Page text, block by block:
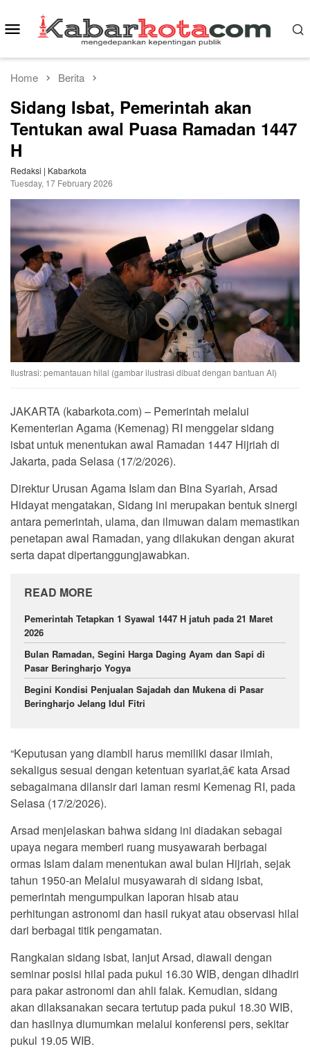
to
content
Mobile
Menu
Home Berita
Sidang Isbat, Pemerintah akan
Tentukan awal Puasa Ramadan 1447
H
Redaksi | Kabarkota
Tuesday, 17 February 2026
Ilustrasi: pemantauan hilal (gambar ilustrasi dibuat dengan bantuan AI)
JAKARTA (kabarkota.com) – Pemerintah melalui
Kementerian Agama (Kemenag) RI menggelar sidang
isbat untuk menentukan awal Ramadan 1447 Hijriah di
Jakarta, pada Selasa (17/2/2026).
Direktur Urusan Agama Islam dan Bina Syariah, Arsad
Hidayat mengatakan, Sidang ini merupakan bentuk sinergi
antara pemerintah, ulama, dan ilmuwan dalam memastikan
penetapan awal Ramadan, yang dilakukan dengan akurat
serta dapat dipertanggungjawabkan.
READ MORE
Pemerintah Tetapkan 1 Syawal 1447 H jatuh pada 21 Maret
2026
Bulan Ramadan, Segini Harga Daging Ayam dan Sapi di
Pasar Beringharjo Yogya
Begini Kondisi Penjualan Sajadah dan Mukena di Pasar
Beringharjo Jelang Idul Fitri
“Keputusan yang diambil harus memiliki dasar ilmiah,
sekaligus sesuai dengan ketentuan syariat,â€ kata Arsad
sebagaimana dilansir dari laman resmi Kemenag RI, pada
Selasa (17/2/2026).
Arsad menjelaskan bahwa sidang ini diadakan sebagai
upaya negara memberi ruang musyawarah berbagai
ormas Islam dalam menentukan awal bulan Hijriah, sejak
tahun 1950-an Melalui musyawarah di sidang isbat,
pemerintah mengumpulkan laporan hisab atau
perhitungan astronomi dan hasil rukyat atau observasi hilal
dari berbagai titik pengamatan.
Rangkaian sidang isbat, lanjut Arsad, diawali dengan
seminar posisi hilal pada pukul 16.30 WIB, dengan dihadiri
para pakar astronomi dan ahli falak. Kemudian, sidang
akan dilaksanakan secara tertutup pada pukul 18.30 WIB,
dan hasilnya diumumkan melalui konferensi pers, sekitar
pukul 19.05 WIB.